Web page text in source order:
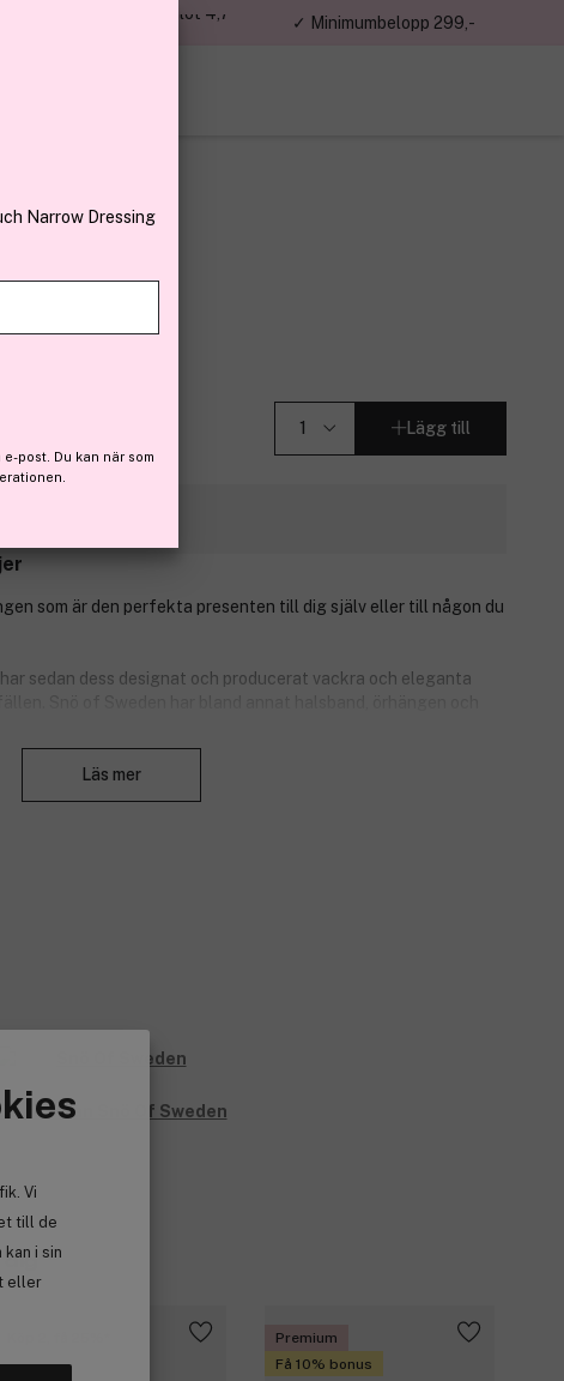
Vi
till de
i sin
eller
miljon kunder – Trustpilot 4,7
✓ Minimumbelopp 299,-
Lägg till
som är den perfekta presenten till dig själv eller till någon du
sedan dess designat och producerat vackra och eleganta
Läs mer
allt från Snö Of Sweden
dig
Premium
Få 10% bonus
Narrow Dressing
post. Du kan när som